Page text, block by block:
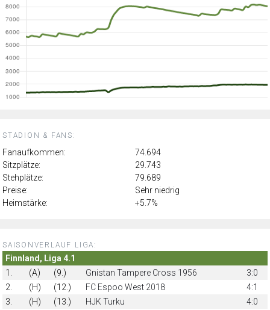
STADION & FANS:
Fanaufkommen:
74.694
Sitzplätze:
29.743
Stehplätze:
79.689
Preise:
Sehr niedrig
Heimstärke:
+5.7%
SAISONVERLAUF LIGA:
Finnland, Liga 4.1
1.
(A) (9.) Gnistan Tampere Cross 1956
3:0
2.
(H) (12.) FC Espoo West 2018
4:1
3.
(H) (13.) HJK Turku
4:0